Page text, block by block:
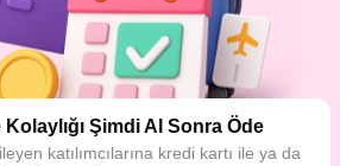
Şimdi Al Sonra Öde
katılımcılarına kredi kartı ile ya da